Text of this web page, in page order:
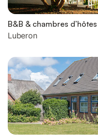
B&B & chambres d’hôtes
Luberon